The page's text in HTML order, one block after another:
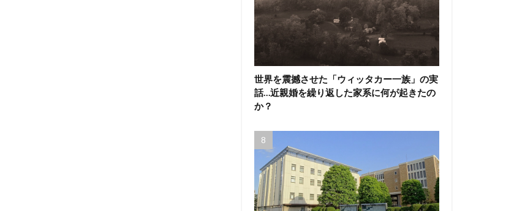
世界を震撼させた「ウィッタカー一族」の実
話…近親婚を繰り返した家系に何が起きたの
か？